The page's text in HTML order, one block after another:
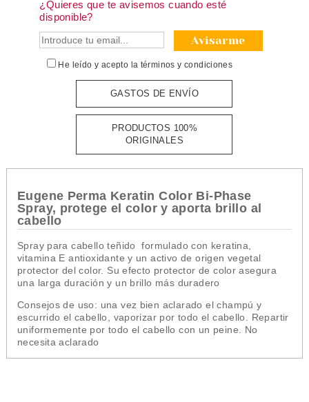
¿Quieres que te avisemos cuando esté
disponible?
Avisarme
He leído y acepto la términos y condiciones
GASTOS DE ENVÍO
PRODUCTOS 100%
ORIGINALES
Eugene Perma Keratin Color Bi-Phase
Spray, protege el color y aporta brillo al
cabello
Spray para cabello teñido formulado con keratina,
vitamina E antioxidante y un activo de origen vegetal
protector del color. Su efecto protector de color asegura
una larga duración y un brillo más duradero
Consejos de uso: una vez bien aclarado el champú y
escurrido el cabello, vaporizar por todo el cabello. Repartir
uniformemente por todo el cabello con un peine. No
necesita aclarado